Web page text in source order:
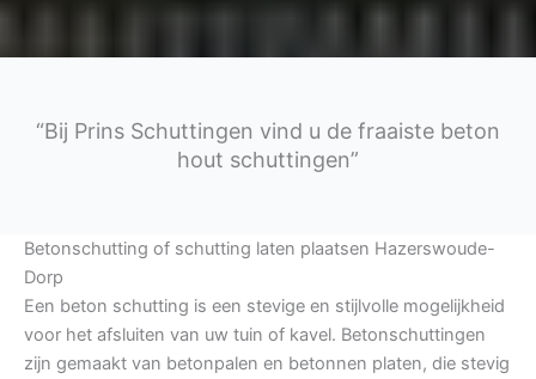
“Bij Prins Schuttingen vind u de fraaiste beton
hout schuttingen”
Betonschutting of schutting laten plaatsen Hazerswoude-
Dorp
Een beton schutting is een stevige en stijlvolle mogelijkheid
voor het afsluiten van uw tuin of kavel. Betonschuttingen
zijn gemaakt van betonpalen en betonnen platen, die stevig